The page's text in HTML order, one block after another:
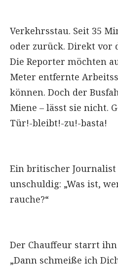
Verkehrsstau. Seit 35
oder zurück. Direkt vor
Die Reporter möchten
Meter entfernte
können. Doch der
Miene – lässt sie nicht.
Tür!-bleibt!-zu!-basta!
Ein britischer
unschuldig: „Was ist,
rauche?“
Der Chauffeur starrt ihn
„Dann schmeiße ich